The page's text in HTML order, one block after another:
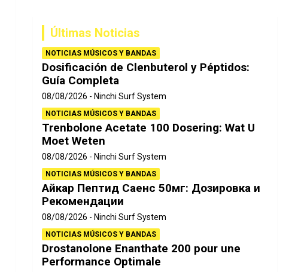
Últimas Noticias
NOTICIAS MÚSICOS Y BANDAS
Dosificación de Clenbuterol y Péptidos:
Guía Completa
08/08/2026 Ninchi Surf System
NOTICIAS MÚSICOS Y BANDAS
Trenbolone Acetate 100 Dosering: Wat U
Moet Weten
08/08/2026 Ninchi Surf System
NOTICIAS MÚSICOS Y BANDAS
Айкар Пептид Саенс 50мг: Дозировка и
Рекомендации
08/08/2026 Ninchi Surf System
NOTICIAS MÚSICOS Y BANDAS
Drostanolone Enanthate 200 pour une
Performance Optimale